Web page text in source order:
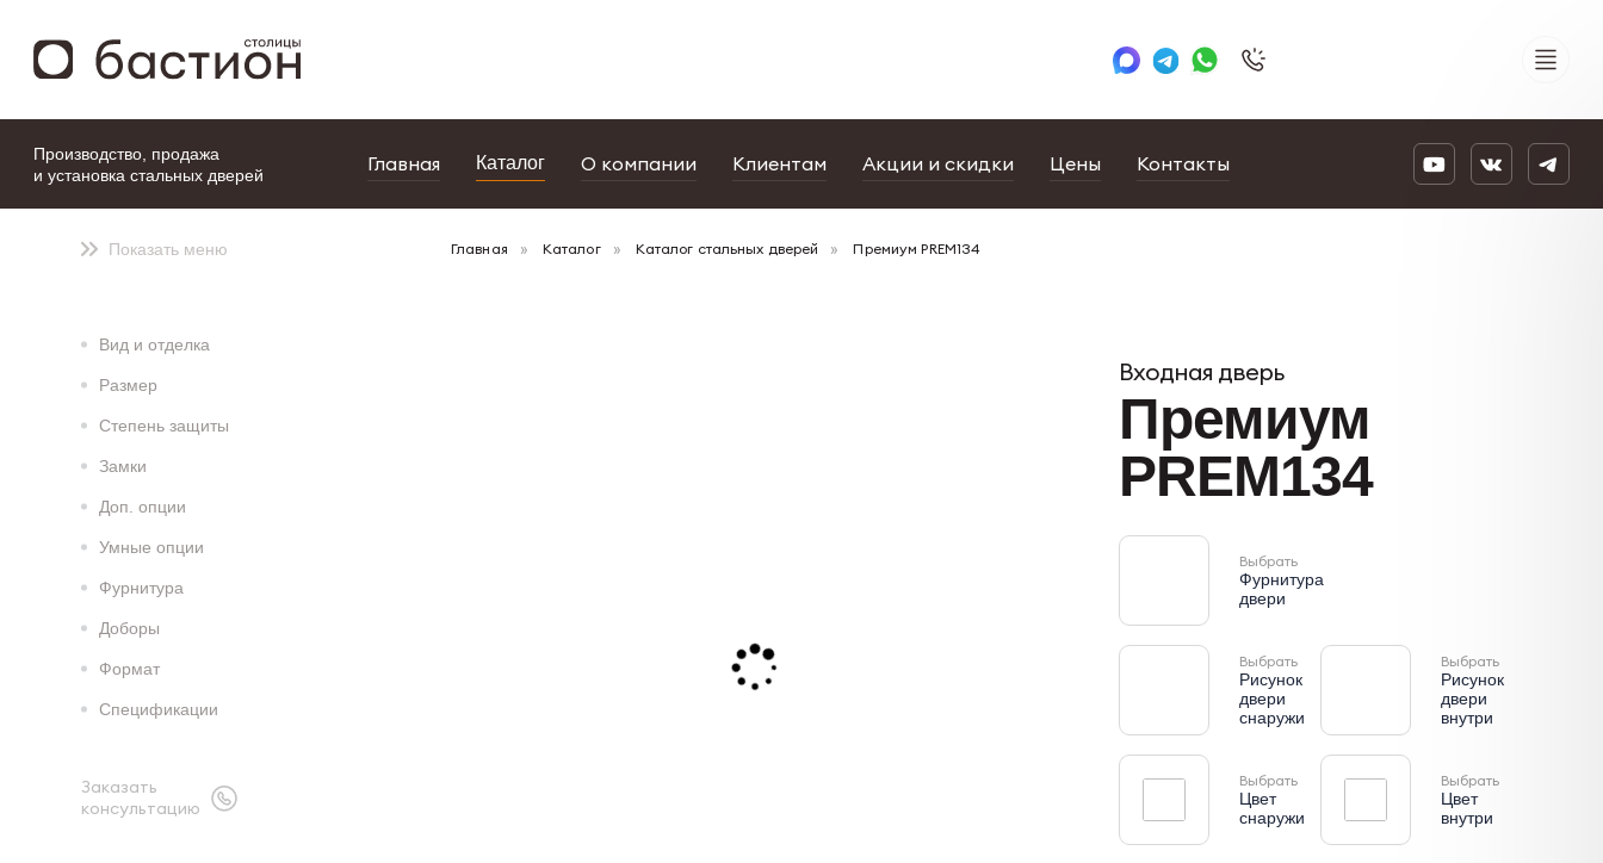
Производство, продажа
и установка стальных дверей
Главная Каталог О компании Клиентам Акции и скидки Цены Контакты
Показать меню
Вид и отделка
Размер
Степень защиты
Замки
Доп. опции
Умные опции
Фурнитура
Доборы
Формат
Спецификации
Заказать
консультацию
Главная Каталог Каталог стальных дверей Премиум PREM134
Входная дверь
Премиум
PREM134
Выбрать
Фурнитура
двери
Выбрать
Рисунок
двери
снаружи
Выбрать
Рисунок
двери
внутри
Выбрать
Цвет
снаружи
Выбрать
Цвет
внутри